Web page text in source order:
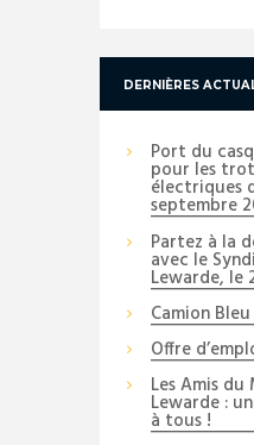
DERNIÈRES
Port du
pour les
électriques
septembre
Partez à la
avec le
Lewarde, le
Camion
Offre
Les Amis
Lewarde :
à tous !